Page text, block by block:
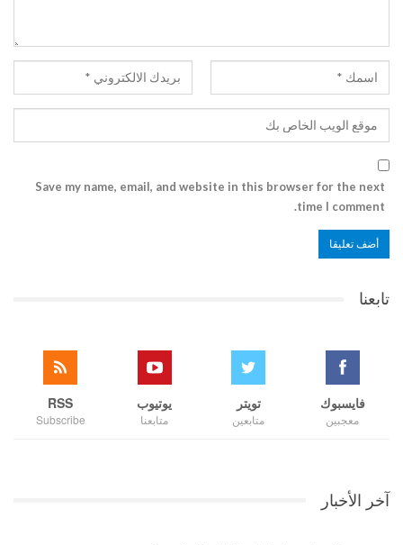
Save my name, email, and website in this browser for the next
time I comment.
تابعنا
فايسبوك
معجبين
تويتر
متابعين
يوتيوب
متابعنا
RSS
Subscribe
آخر الأخبار